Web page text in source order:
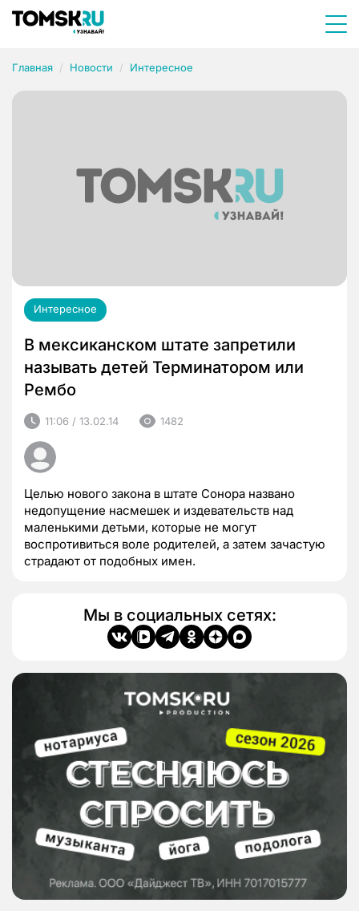
Главная Новости Интересное
Интересное
В мексиканском штате запретили
называть детей Терминатором или
Рембо
11:06 / 13.02.14 1482
Целью нового закона в штате Сонора названо
недопущение насмешек и издевательств над
маленькими детьми, которые не могут
воспротивиться воле родителей, а затем зачастую
страдают от подобных имен.
Мы в социальных сетях: